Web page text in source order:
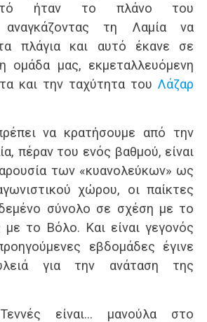
ήταν το πλάνο του
αναγκάζοντας τη Λαμία να
πλάγια και αυτό έκανε σε
ομάδα μας, εκμεταλλευόμενη
και την ταχύτητα του Λάζαρ
να κρατήσουμε από την
πέραν του ενός βαθμού, είναι
των «κυανολεύκων» ως
χώρου, οι παίκτες
σύνολο σε σχέση με το
με το Βόλο. Και είναι γεγονός
εβδομάδες έγινε
για την ανάταση της
είναι… μανούλα στο